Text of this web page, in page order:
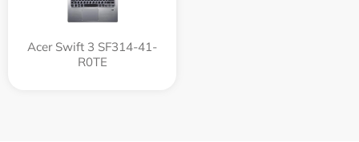
Acer Swift 3 SF314-41-
R0TE